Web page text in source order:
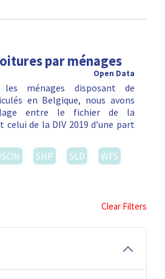
par ménages
Open Data
ménages disposant de
en Belgique, nous avons
entre le fichier de la
de la DIV 2019 d’une part
SHP SLD
WFS
Clear Filters